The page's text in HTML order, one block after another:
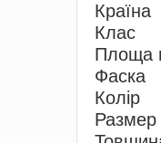
Країна
Клас
Площа
Фаска
Колiр
Размер